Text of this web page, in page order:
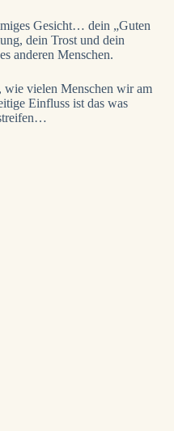
Gesicht… dein „Guten
dein Trost und dein
anderen Menschen.
wie vielen Menschen wir am
Einfluss ist das was